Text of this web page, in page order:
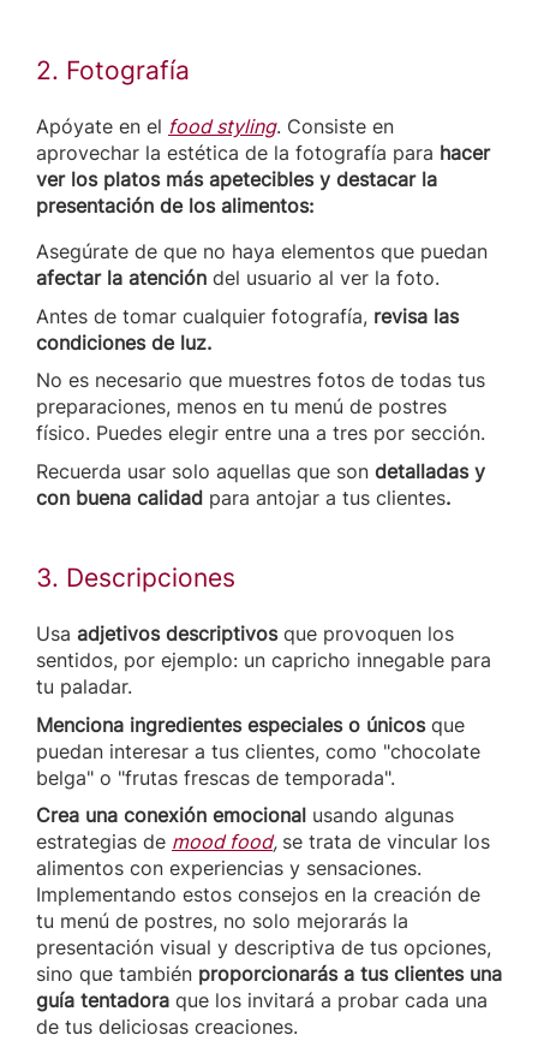
2. Fotografía
Apóyate en el food styling. Consiste en
aprovechar la estética de la fotografía para hacer
ver los platos más apetecibles y destacar la
presentación de los alimentos:
Asegúrate de que no haya elementos que puedan
afectar la atención del usuario al ver la foto.
Antes de tomar cualquier fotografía, revisa las
condiciones de luz.
No es necesario que muestres fotos de todas tus
preparaciones, menos en tu menú de postres
físico. Puedes elegir entre una a tres por sección.
Recuerda usar solo aquellas que son detalladas y
con buena calidad para antojar a tus clientes.
3. Descripciones
Usa adjetivos descriptivosque provoquen los
sentidos, por ejemplo: un capricho innegable para
tu paladar.
Menciona ingredientes especiales o únicosque
puedan interesar a tus clientes, como "chocolate
belga" o "frutas frescas de temporada".
Crea una conexión emocional usando algunas
estrategias de mood food, se trata de vincular los
alimentos con experiencias y sensaciones.
Implementando estos consejos en la creación de
tu menú de postres, no solo mejorarás la
presentación visual y descriptiva de tus opciones,
sino que también proporcionarás a tus clientes una
guía tentadora que los invitará a probar cada una
de tus deliciosas creaciones.